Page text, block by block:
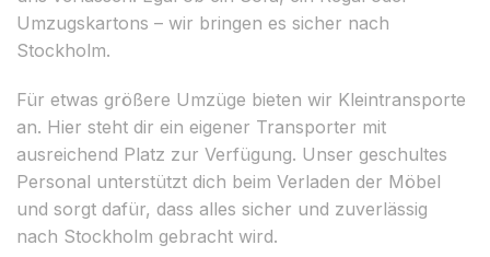
Umzugskartons – wir bringen es sicher nach
Stockholm.
Für etwas größere Umzüge bieten wir Kleintransporte
an. Hier steht dir ein eigener Transporter mit
ausreichend Platz zur Verfügung. Unser geschultes
Personal unterstützt dich beim Verladen der Möbel
und sorgt dafür, dass alles sicher und zuverlässig
nach Stockholm gebracht wird.